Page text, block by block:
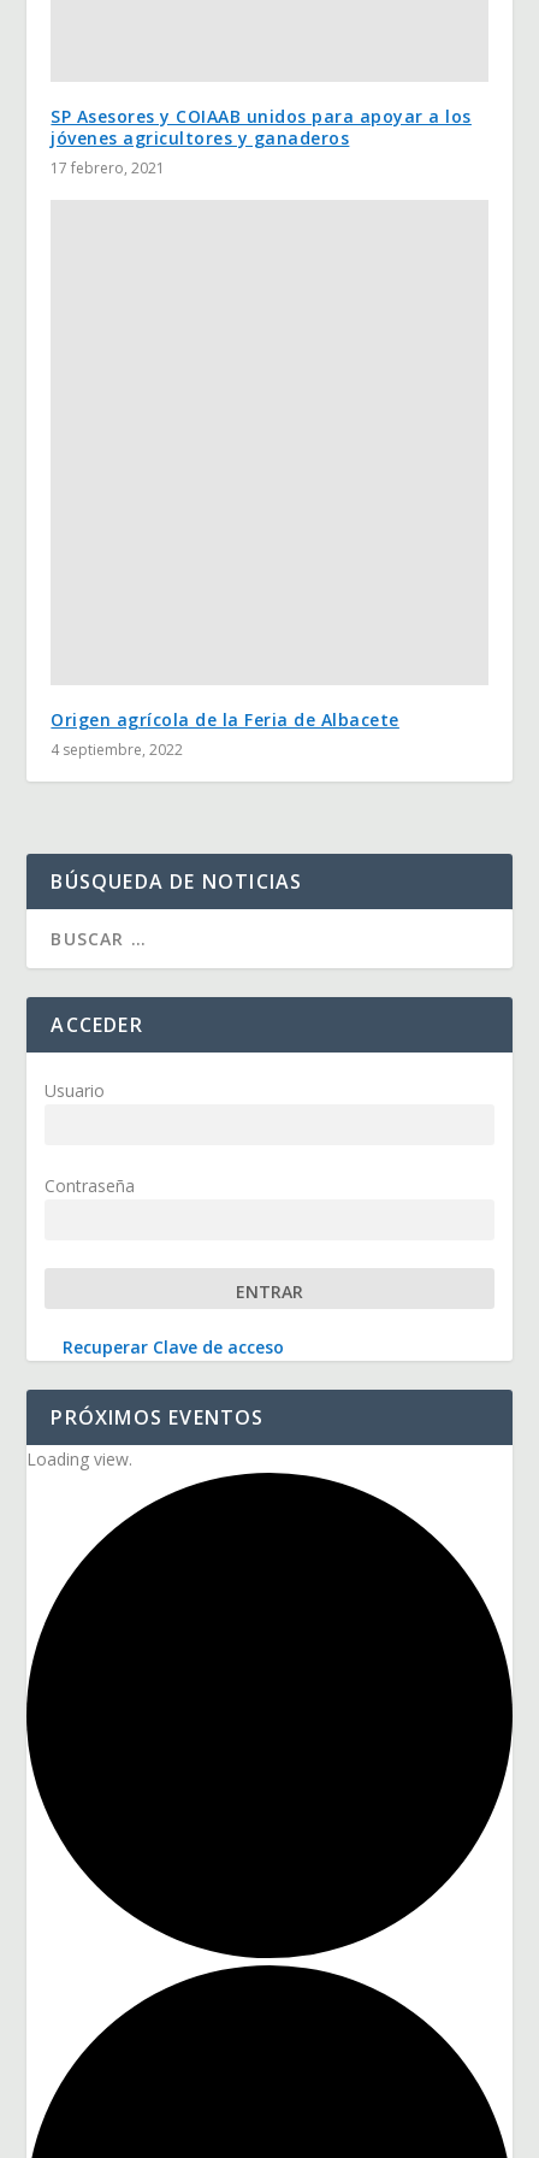
SP Asesores y COIAAB unidos para apoyar a los
jóvenes agricultores y ganaderos
17 febrero, 2021
Origen agrícola de la Feria de Albacete
4 septiembre, 2022
BÚSQUEDA DE NOTICIAS
ACCEDER
Usuario
Contraseña
Recuperar Clave de acceso
PRÓXIMOS EVENTOS
Loading view.